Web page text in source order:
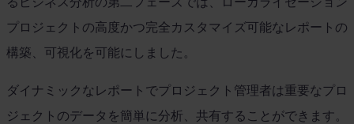
プロジェクトの高度かつ完全カスタマイズ可能なレポートの
構築、可視化を可能にしました。
ダイナミックなレポートでプロジェクト管理者は重要なプロ
ジェクトのデータを簡単に分析、共有することができます。